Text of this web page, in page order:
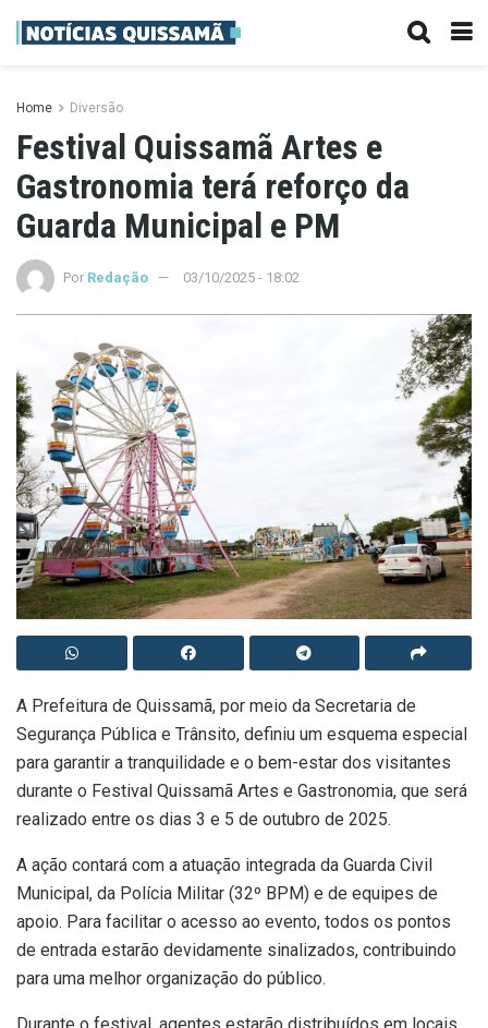
Home Diversão
Festival Quissamã Artes e
Gastronomia terá reforço da
Guarda Municipal e PM
Por Redação 03/10/2025 - 18:02
A Prefeitura de Quissamã, por meio da Secretaria de
Segurança Pública e Trânsito, definiu um esquema especial
para garantir a tranquilidade e o bem-estar dos visitantes
durante o Festival Quissamã Artes e Gastronomia, que será
realizado entre os dias 3 e 5 de outubro de 2025.
A ação contará com a atuação integrada da Guarda Civil
Municipal, da Polícia Militar (32º BPM) e de equipes de
apoio. Para facilitar o acesso ao evento, todos os pontos
de entrada estarão devidamente sinalizados, contribuindo
para uma melhor organização do público.